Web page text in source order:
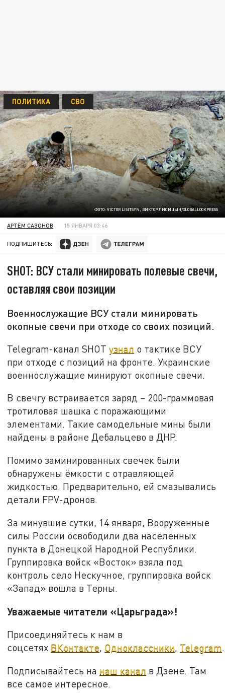
ФОТО: VICTOR LISITSYN, ВИКТОР ЛИСИЦЫН/GLOBALLOOKPRESS
ПОЛИТИКА СВО
АРТЁМ САЗОНОВ 15 ЯНВАРЯ 03:46
ПОДПИШИТЕСЬ:
SHOT: ВСУ стали минировать полевые свечи,
оставляя свои позиции
Военнослужащие ВСУ стали минировать
окопные свечи при отходе со своих позиций.
Telegram-канал SHOTузнал о тактике ВСУ
при отходе с позиций на фронте. Украинские
военнослужащие минируют окопные свечи.
В свечrу встраивается заряд – 200-граммовая
тротиловая шашка с поражающими
элементами. Такие самодельные мины были
найдены в районе Дебальцево в ДНР.
Помимо заминированных свечек были
обнаружены ёмкости с отравляющей
жидкостью. Предварительно, ей смазывались
детали FPV-дронов.
За минувшие сутки, 14 января, Вооруженные
силы России освободили два населенных
пункта в Донецкой Народной Республики.
Группировка войск «Восток» взяла под
контроль село Нескучное, группировка войск
«Запад» вошла в Терны.
Уважаемые читатели «Царьграда»!
Присоединяйтесь к нам в
соцсетях ВКонтакте, Одноклассники, Telegram.
Подписывайтесь на наш канал в Дзене. Там
все самое интересное.